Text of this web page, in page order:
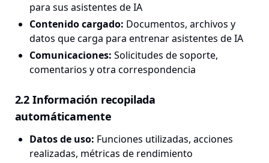
para sus asistentes de IA
Contenido cargado: Documentos, archivos y
datos que carga para entrenar asistentes de IA
Comunicaciones: Solicitudes de soporte,
comentarios y otra correspondencia
2.2 Información recopilada
automáticamente
Datos de uso: Funciones utilizadas, acciones
realizadas, métricas de rendimiento